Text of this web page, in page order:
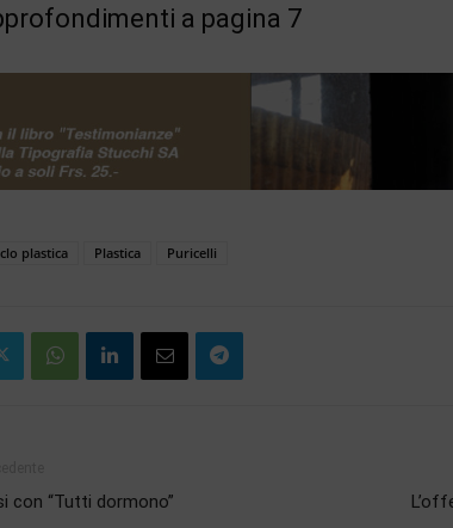
a pagina 7
plastica Plastica Puricelli
con “Tutti dormono”